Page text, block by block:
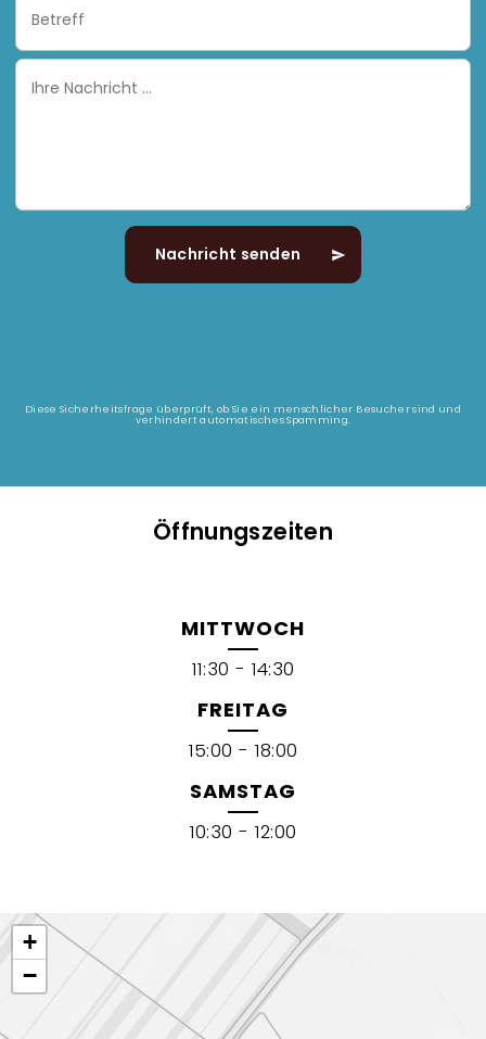
Subject
Ihre
Nachricht
Diese Sicherheitsfrage überprüft, ob Sie ein menschlicher Besucher sind und
verhindert automatisches Spamming.
Öffnungszeiten
MITTWOCH
11:30 - 14:30
FREITAG
15:00 - 18:00
SAMSTAG
10:30 - 12:00
+
−